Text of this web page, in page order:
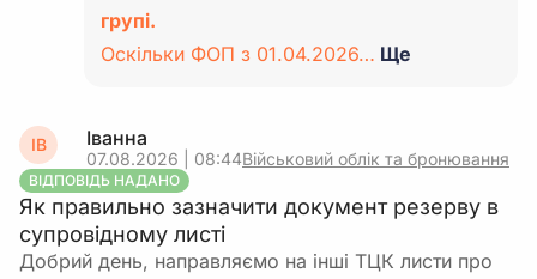
групі.
Оскільки ФОП з 01.04.2026… Ще
ІВ Іванна
07.08.2026 | 08:44Військовий облік та бронювання
ВІДПОВІДЬ НАДАНО
Як правильно зазначити документ резерву в
супровідному листі
Добрий день, направляємо на інші ТЦК листи про